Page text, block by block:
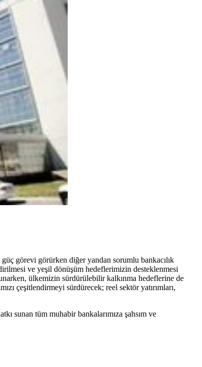
görevi görürken diğer yandan sorumlu bankacılık
ve yeşil dönüşüm hedeflerimizin desteklenmesi
ülkemizin sürdürülebilir kalkınma hedeflerine de
çeşitlendirmeyi sürdürecek; reel sektör yatırımları,
sunan tüm muhabir bankalarımıza şahsım ve